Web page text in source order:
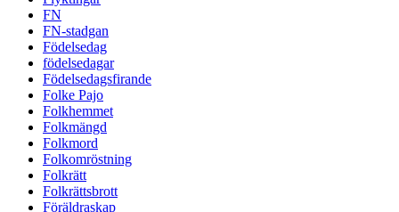
FN
FN-stadgan
Födelsedag
födelsedagar
Födelsedagsfirande
Folke Pajo
Folkhemmet
Folkmängd
Folkmord
Folkomröstning
Folkrätt
Folkrättsbrott
Föräldraskap